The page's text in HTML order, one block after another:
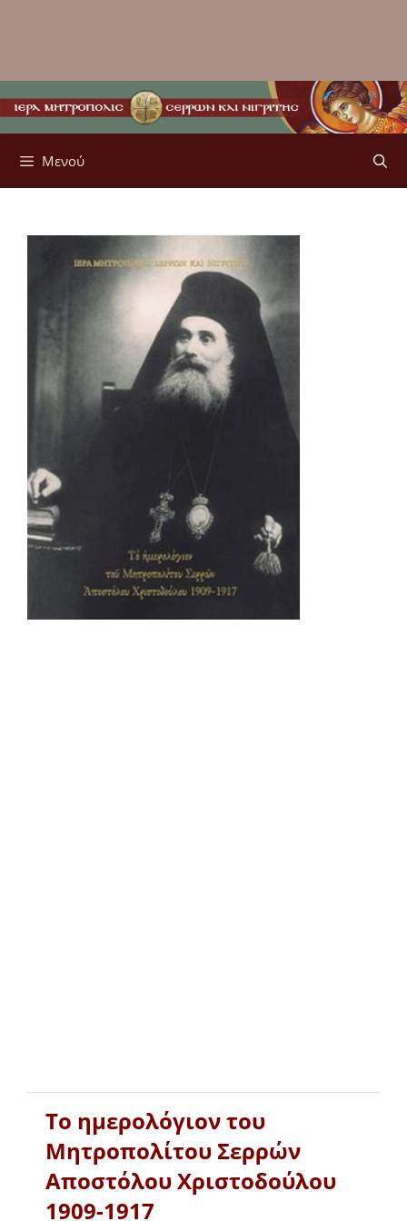
Μενού
Το ημερολόγιον του
Μητροπολίτου Σερρών
Αποστόλου Χριστοδούλου
1909-1917